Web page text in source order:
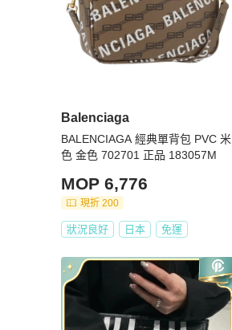
Balenciaga
BALENCIAGA 經典單背包 PVC 米
色 金色 702701 正品 183057M
MOP 6,776
現折 200
狀況良好 日本 免運